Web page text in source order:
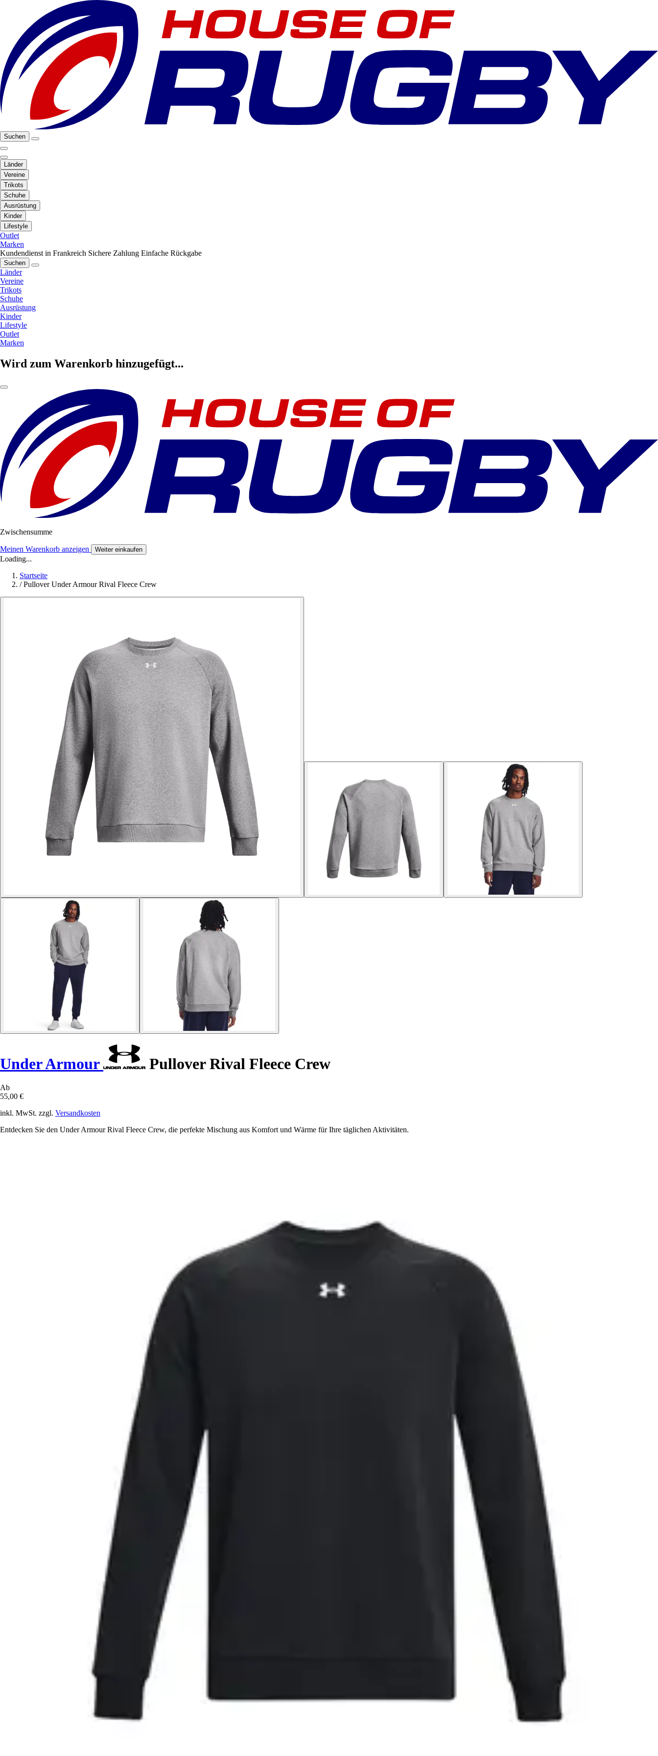
Suchen
Länder
Vereine
Trikots
Schuhe
Ausrüstung
Kinder
Lifestyle
Outlet
Marken
Kundendienst in Frankreich Sichere Zahlung Einfache Rückgabe
Suchen
Länder
Vereine
Trikots
Schuhe
Ausrüstung
Kinder
Lifestyle
Outlet
Marken
Wird zum Warenkorb hinzugefügt...
Zwischensumme
Meinen Warenkorb anzeigen Weiter einkaufen
Loading...
Startseite
/ Pullover Under Armour Rival Fleece Crew
Under Armour Pullover Rival Fleece Crew
Ab
55,00 €
inkl. MwSt. zzgl. Versandkosten
Entdecken Sie den Under Armour Rival Fleece Crew, die perfekte Mischung aus Komfort und Wärme für Ihre täglichen Aktivitäten.